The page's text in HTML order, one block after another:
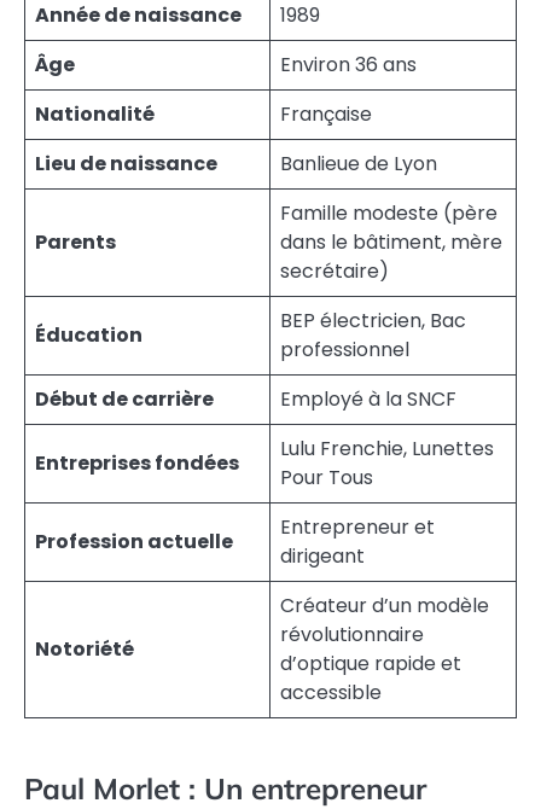
Année de naissance
1989
Âge
Environ 36 ans
Nationalité
Française
Lieu de naissance
Banlieue de Lyon
Parents
Famille modeste (père
dans le bâtiment, mère
secrétaire)
Éducation
BEP électricien, Bac
professionnel
Début de carrière
Employé à la SNCF
Entreprises fondées
Lulu Frenchie, Lunettes
Pour Tous
Profession actuelle
Entrepreneur et
dirigeant
Notoriété
Créateur d’un modèle
révolutionnaire
d’optique rapide et
accessible
Paul Morlet : Un entrepreneur